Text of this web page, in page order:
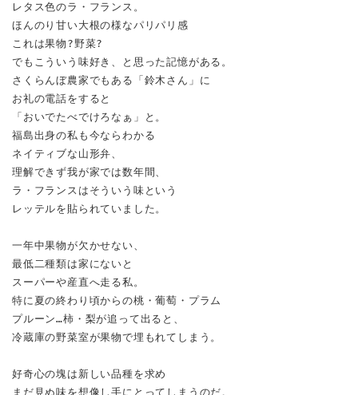
レタス色のラ・フランス。
ほんのり甘い大根の様なパリパリ感
これは果物?野菜?
でもこういう味好き、と思った記憶がある。
さくらんぼ農家でもある「鈴木さん」に
お礼の電話をすると
「おいでたべでけろなぁ」と。
福島出身の私も今ならわかる
ネイティブな山形弁、
理解できず我が家では数年間、
ラ・フランスはそういう味という
レッテルを貼られていました。
一年中果物が欠かせない、
最低二種類は家にないと
スーパーや産直へ走る私。
特に夏の終わり頃からの桃・葡萄・プラム
プルーン…柿・梨が追って出ると、
冷蔵庫の野菜室が果物で埋もれてしまう。
好奇心の塊は新しい品種を求め
まだ見ぬ味を想像し手にとってしまうのだ。